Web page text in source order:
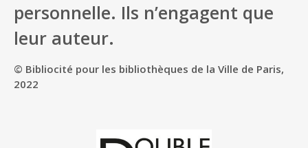
personnelle. Ils n’engagent que
leur auteur.
© Bibliocité pour les bibliothèques de la Ville de Paris,
2022